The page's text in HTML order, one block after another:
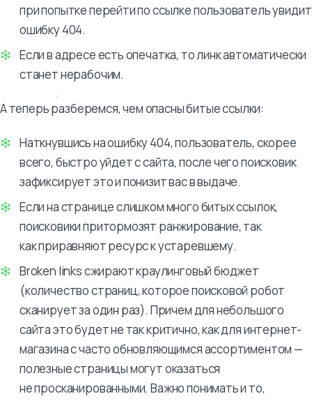
при попытке перейти по ссылке пользователь увидит
ошибку 404.
Если в адресе есть опечатка, то линк автоматически
станет нерабочим.
А теперь разберемся, чем опасны битые ссылки:
Наткнувшись на ошибку 404, пользователь, скорее
всего, быстро уйдет с сайта, после чего поисковик
зафиксирует это и понизит вас в выдаче.
Если на странице слишком много битых ссылок,
поисковики притормозят ранжирование, так
как приравняют ресурс к устаревшему.
Broken links сжирают краулинговый бюджет
(количество страниц, которое поисковой робот
сканирует за один раз). Причем для небольшого
сайта это будет не так критично, как для интернет-
магазина с часто обновляющимся ассортиментом —
полезные страницы могут оказаться
не просканированными. Важно понимать и то,